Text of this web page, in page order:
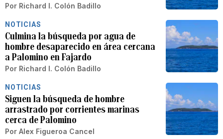
Por Richard I. Colón Badillo
NOTICIAS
Culmina la búsqueda por agua de
hombre desaparecido en área cercana
a Palomino en Fajardo
Por Richard I. Colón Badillo
NOTICIAS
Siguen la búsqueda de hombre
arrastrado por corrientes marinas
cerca de Palomino
Por Alex Figueroa Cancel